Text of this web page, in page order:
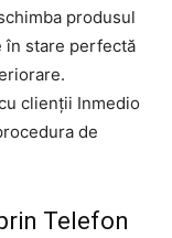
produsul
în stare perfectă
clienții Inmedio
de
Telefon